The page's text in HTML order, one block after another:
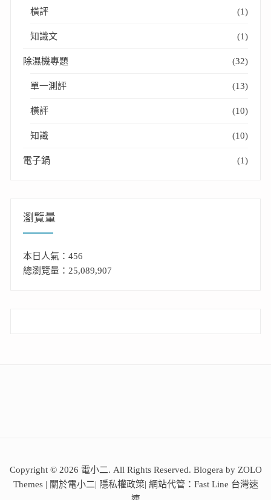
橫評 (1)
知識文 (1)
除濕機專題 (32)
單一測評 (13)
橫評 (10)
知識 (10)
電子鍋 (1)
瀏覽量
本日人氣：456
總瀏覽量：25,089,907
Copyright © 2026 電小二. All Rights Reserved. Blogera by ZOLO
Themes | 關於電小二| 隱私權政策| 網站代管： Fast Line 台灣速